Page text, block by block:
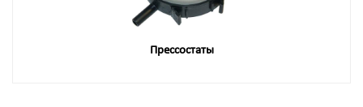
Прессостаты